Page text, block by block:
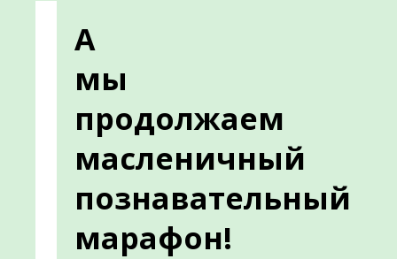
А
мы
продолжаем
масленичный
познавательный
марафон!